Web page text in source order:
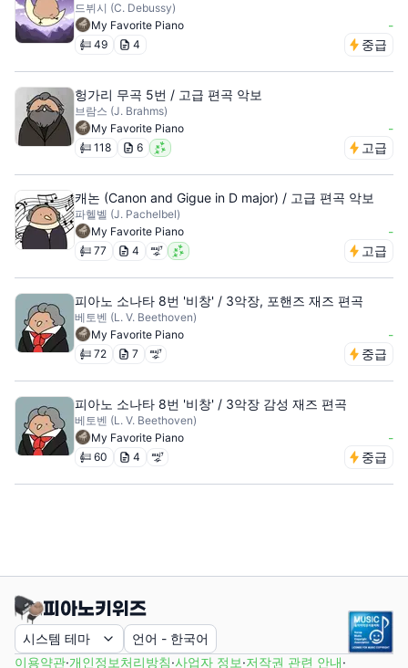
드뷔시 (C. Debussy)
My Favorite Piano
-
49 4 중급
헝가리 무곡 5번 / 고급 편곡 악보
브람스 (J. Brahms)
My Favorite Piano
-
118 6 고급
캐논 (Canon and Gigue in D major) / 고급 편곡 악보
파헬벨 (J. Pachelbel)
My Favorite Piano
-
77 4 고급
피아노 소나타 8번 '비창' / 3악장, 포핸즈 재즈 편곡
베토벤 (L. V. Beethoven)
My Favorite Piano
-
72 7 중급
피아노 소나타 8번 '비창' / 3악장 감성 재즈 편곡
베토벤 (L. V. Beethoven)
My Favorite Piano
-
60 4 중급
시스템 테마 언어 - 한국어
이용약관·개인정보처리방침·사업자 정보·저작권 관련 안내·